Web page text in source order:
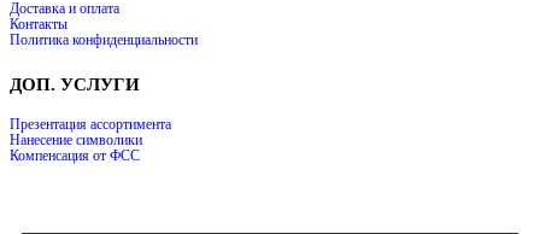
Доставка и оплата
Контакты
Политика конфиденциальности
ДОП. УСЛУГИ
Презентация ассортимента
Нанесение символики
Компенсация от ФСС